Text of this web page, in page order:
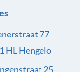
77
HL Hengelo
25